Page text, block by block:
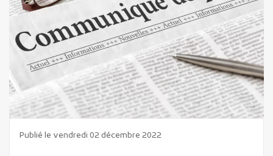
Publié le vendredi 02 décembre 2022